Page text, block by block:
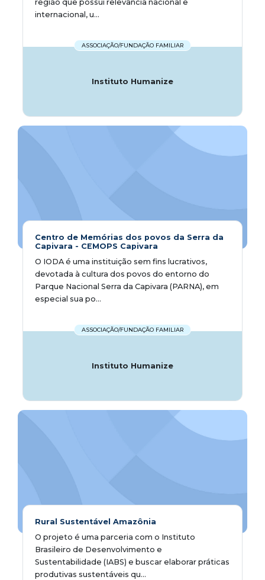
região que possui relevância nacional e
internacional, u...
ASSOCIAÇÃO/FUNDAÇÃO FAMILIAR
Instituto Humanize
Centro de Memórias dos povos da Serra da
Capivara - CEMOPS Capivara
O IODA é uma instituição sem fins lucrativos,
devotada à cultura dos povos do entorno do
Parque Nacional Serra da Capivara (PARNA), em
especial sua po...
ASSOCIAÇÃO/FUNDAÇÃO FAMILIAR
Instituto Humanize
Rural Sustentável Amazônia
O projeto é uma parceria com o Instituto
Brasileiro de Desenvolvimento e
Sustentabilidade (IABS) e buscar elaborar práticas
produtivas sustentáveis qu...